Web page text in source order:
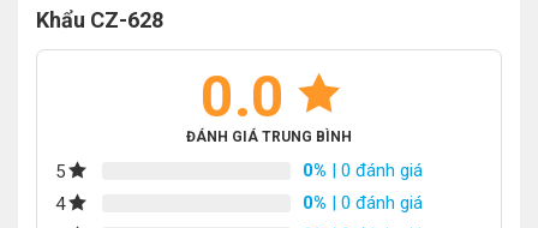
Khẩu CZ-628
0.0
ĐÁNH GIÁ TRUNG BÌNH
5 0% | 0 đánh giá
4
0% | 0 đánh giá